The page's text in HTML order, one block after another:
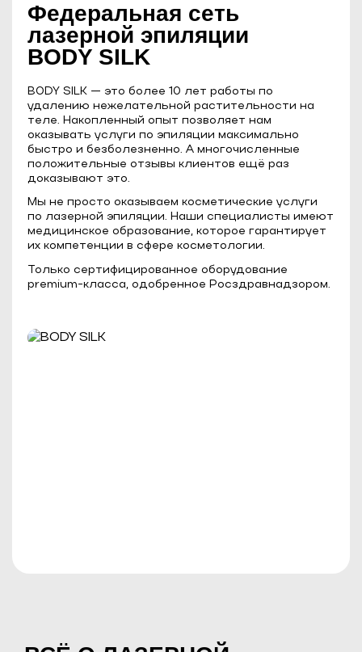
Федеральная сеть
лазерной эпиляции
BODY SILK
BODY SILK — это более 10 лет работы по
удалению нежелательной растительности на
теле. Накопленный опыт позволяет нам
оказывать услуги по эпиляции максимально
быстро и безболезненно. А многочисленные
положительные отзывы клиентов ещё раз
доказывают это.
Мы не просто оказываем косметические услуги
по лазерной эпиляции. Наши специалисты имеют
медицинское образование, которое гарантирует
их компетенции в сфере косметологии.
Только сертифицированное оборудование
premium-класса, одобренное Росздравнадзором.